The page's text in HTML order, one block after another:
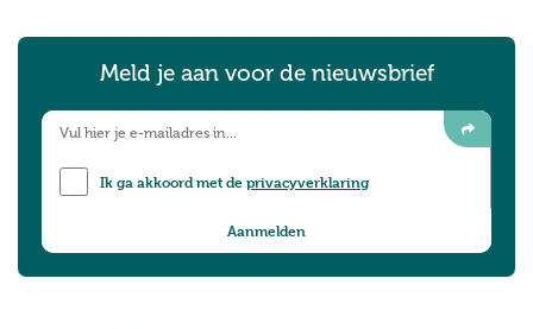
Meld je aan voor de nieuwsbrief
Ik ga akkoord met deprivacyverklaring